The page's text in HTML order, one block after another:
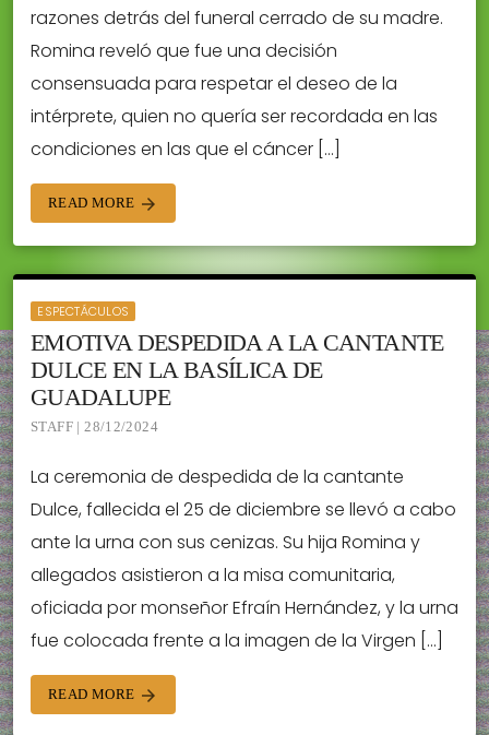
razones detrás del funeral cerrado de su madre.
Romina reveló que fue una decisión
consensuada para respetar el deseo de la
intérprete, quien no quería ser recordada en las
condiciones en las que el cáncer […]
READ MORE arrow_forward
ESPECTÁCULOS
EMOTIVA DESPEDIDA A LA CANTANTE
DULCE EN LA BASÍLICA DE
GUADALUPE
STAFF | 28/12/2024
La ceremonia de despedida de la cantante
Dulce, fallecida el 25 de diciembre se llevó a cabo
ante la urna con sus cenizas. Su hija Romina y
allegados asistieron a la misa comunitaria,
oficiada por monseñor Efraín Hernández, y la urna
fue colocada frente a la imagen de la Virgen […]
READ MORE arrow_forward